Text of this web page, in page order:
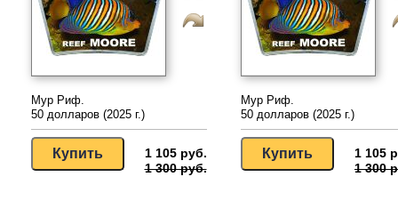
Мур Риф.
50 долларов (2025 г.)
1 105 руб.
1 300 руб.
Мур Риф.
50 долларов (2025 г.)
1 105
1 300